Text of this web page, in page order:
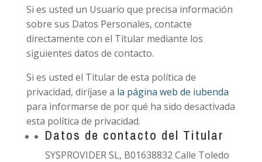
Si es usted un Usuario que precisa información
sobre sus Datos Personales, contacte
directamente con el Titular mediante los
siguientes datos de contacto.
Si es usted el Titular de esta política de
privacidad, diríjase a la página web de iubenda
para informarse de por qué ha sido desactivada
esta política de privacidad.
Datos de contacto del Titular
SYSPROVIDER SL, B01638832 Calle Toledo